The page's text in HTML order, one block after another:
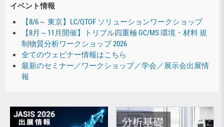
イベント情報
【8/6～ 東京】LC/QTOF ソリューションワークショップ
【8月～11月開催】トリプル四重極 GC/MS 環境・材料 規
制物質分析ワークショップ 2026
全てのウェビナー情報はこちら
最新のセミナー／ワークショップ／学会／展示会出展情
報